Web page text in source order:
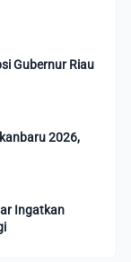
Gubernur Riau
2026,
Ingatkan